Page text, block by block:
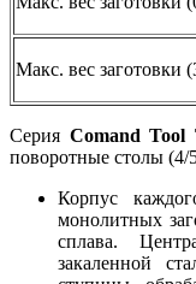
Макс. вес заготовки
Серия Comand Tool
поворотные столы (4/
Корпус
монолитных
сплава.
закаленной